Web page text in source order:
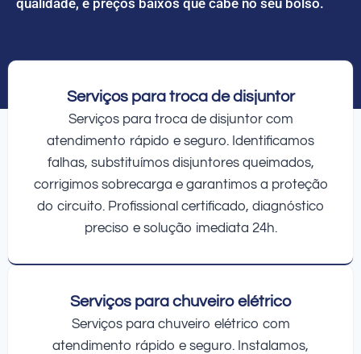
Serviços para troca de disjuntor
Serviços para troca de disjuntor com
atendimento rápido e seguro. Identificamos
falhas, substituímos disjuntores queimados,
corrigimos sobrecarga e garantimos a proteção
do circuito. Profissional certificado, diagnóstico
preciso e solução imediata 24h.
Serviços para chuveiro elétrico
Serviços para chuveiro elétrico com
atendimento rápido e seguro. Instalamos,